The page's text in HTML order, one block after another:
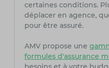
certaines conditions.
déplacer en agence,
pour être assuré.
AMV propose une
formules d'assurance